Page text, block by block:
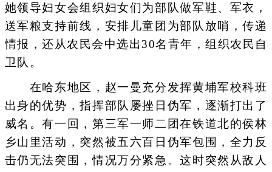
她领导妇女会组织妇女们为部队做军鞋、军衣，
送军粮支持前线，安排儿童团为部队放哨，传递
情报，还从农民会中选出30名青年，组织农民自
卫队。
在哈东地区，赵一曼充分发挥黄埔军校科班
出身的优势，指挥部队屡挫日伪军，逐渐打出了
威名。有一回，第三军一师二团在铁道北的侯林
乡山里活动，突然被五六百日伪军包围，全力反
击仍无法突围，情况万分紧急。这时突然从敌人